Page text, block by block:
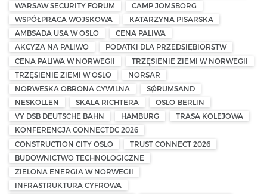
WARSAW SECURITY FORUM
CAMP JOMSBORG
WSPÓŁPRACA WOJSKOWA
KATARZYNA PISARSKA
AMBSADA USA W OSLO
CENA PALIWA
AKCYZA NA PALIWO
PODATKI DLA PRZEDSIĘBIORSTW
CENA PALIWA W NORWEGII
TRZĘSIENIE ZIEMI W NORWEGII
TRZĘSIENIE ZIEMI W OSLO
NORSAR
NORWESKA OBRONA CYWILNA
SØRUMSAND
NESKOLLEN
SKALA RICHTERA
OSLO-BERLIN
VY DSB DEUTSCHE BAHN
HAMBURG
TRASA KOLEJOWA
KONFERENCJA CONNECTDC 2026
CONSTRUCTION CITY OSLO
TRUST CONNECT 2026
BUDOWNICTWO TECHNOLOGICZNE
ZIELONA ENERGIA W NORWEGII
INFRASTRUKTURA CYFROWA